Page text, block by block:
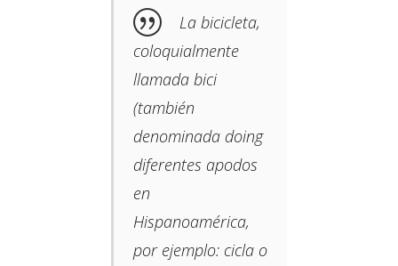
La bicicleta,
coloquialmente
llamada bici​
(también
denominada doing
diferentes apodos
en
Hispanoamérica,
por ejemplo: cicla o